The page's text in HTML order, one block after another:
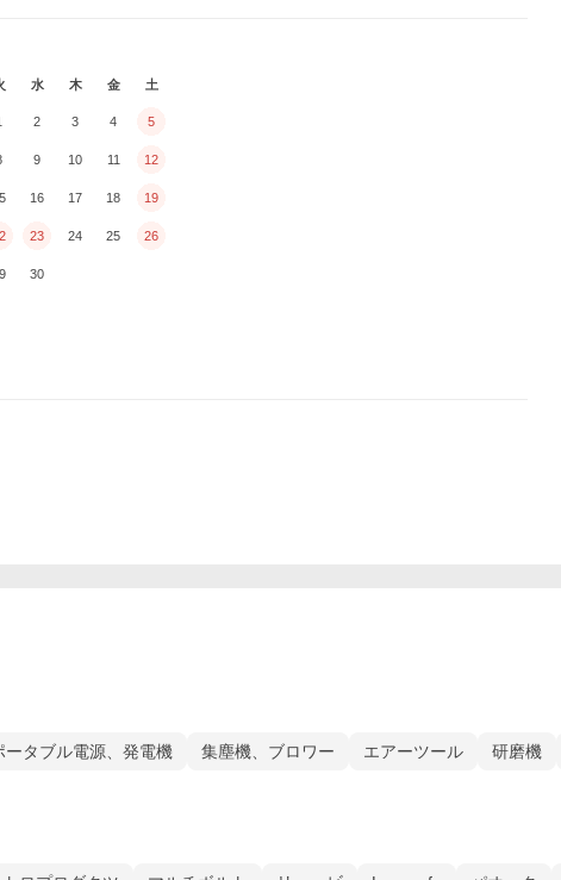
水 木 金 土
2 3 4 5
9 10 11 12
16 17 18 19
23 24 25 26
30
ータブル電源、発電機 集塵機、ブロワー エアーツール 研磨機